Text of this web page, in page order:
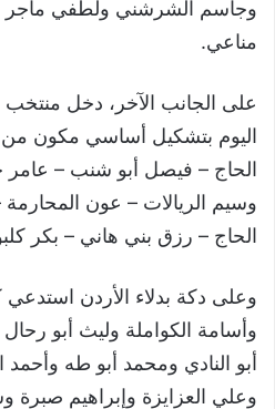
وجاسم الشرشني ولطفي ماجر
مناعي.
على الجانب الآخر، دخل منتخب
اليوم بتشكيل أساسي مكون
الحاج – فيصل أبو شنب –
وسيم الريالات – عون
الحاج – رزق بني هاني – بكر
وعلى دكة بدلاء الأردن
وأسامة الكواملة وليث أبو
أبو النادي ومحمد أبو طه وأحمد
وعلي العزايزة وإبراهيم صبرة